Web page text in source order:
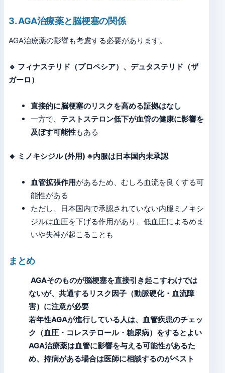
3. AGA治療薬と脳梗塞の関係
AGA治療薬の影響も考慮する必要があります。
🔹 フィナステリド（プロペシア）、デュタステリド（ザ
ガーロ）
直接的に脳梗塞のリスクを高める証拠はなし
一方で、 テストステロン低下が血管の健康に影響を
及ぼす可能性もある
🔹 ミノキシジル (外用) ※内服は日本国内未承認
血管拡張作用があるため、むしろ血流を良くする可
能性がある
ただし、日本国内で承認されていない内服ミノキシ
ジルは血圧を下げる作用があり、低血圧によるめま
いや失神が起こることも
まとめ
AGAそのものが脳梗塞を直接引き起こすわけでは
ないが、共通するリスク因子（動脈硬化・血流障
害）に注意が必要
若年性AGAが進行している人は、血管疾患のチェッ
ク（血圧・コレステロール・糖尿病）をするとよい
AGA治療薬は血管に影響を与える可能性があるた
め、持病がある場合は医師に相談するのがベスト